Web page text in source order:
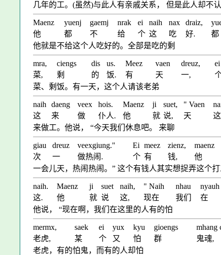
几年的工。(虽然)与此人有亲戚关系， 但是此人却不
Maenz yuenj gaemj nrak ei naih nax draiz,
他
都 不 给 个 这 吃 好.
都
他就是不给这个人吃好的。全部是吃的剩
mra, ciengs dis us. Meez vaen dreuz,
ei
菜,
剩 的 饭. 有 天 一,
菜、剩饭。有一天，这个人请该老弟
naih daeng veex hois. Maenz ji suet, " Vaen
这
来 做 仆人. 他 就 说, 天
这
来做工。他说， “今天我们休息吧。 来聊
giau dreuz veexgiung." Ei meez zienz,
maenz
次
一 做热闹. 个 有 钱,
他
一会儿天，热闹热闹。” 这个有钱人其实想捉弄这个
naih. Maenz ji suet naih, " Naih nhau
nyauh
这.
他 就 说 这, 现在 我们
在
他说， “现在啊，我们在这里的人有的怕
mermx, saek ei yux kyu gioengs
mhang
老虎,
某 个 又 怕 群
鬼魂,
老虎，有的怕鬼，而有的人却怕